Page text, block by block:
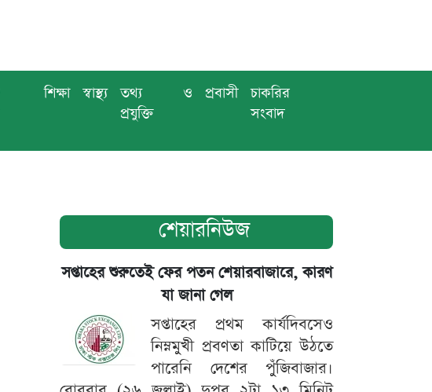
শিক্ষা স্বাস্থ্য
তথ্য ও
প্রযুক্তি
প্রবাসী
চাকরির
সংবাদ
শেয়ারনিউজ
সপ্তাহের শুরুতেই ফের পতন শেয়ারবাজারে, কারণ
যা জানা গেল
সপ্তাহের প্রথম কার্যদিবসেও
নিম্নমুখী প্রবণতা কাটিয়ে উঠতে
পারেনি দেশের পুঁজিবাজার।